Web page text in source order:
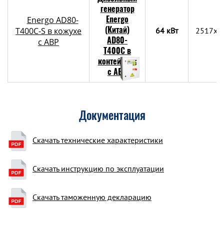
Energo AD80-
T400C-S в кожухе
с АВР
64 кВт
Документация
Скачать технические характеристики
Скачать инструкцию по эксплуатации
Скачать таможенную декларацию